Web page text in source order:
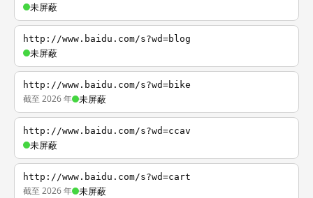
未屏蔽
http://www.baidu.com/s?wd=blog
未屏蔽
http://www.baidu.com/s?wd=bike
截至 2026 年 未屏蔽
http://www.baidu.com/s?wd=ccav
未屏蔽
http://www.baidu.com/s?wd=cart
截至 2026 年 未屏蔽